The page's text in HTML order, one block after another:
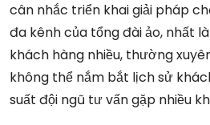
cân nhắc triển khai giải pháp
đa kênh của tổng đài ảo, nhất
khách hàng nhiều, thường
không thể nắm bắt lịch sử
suất đội ngũ tư vấn gặp nhiều